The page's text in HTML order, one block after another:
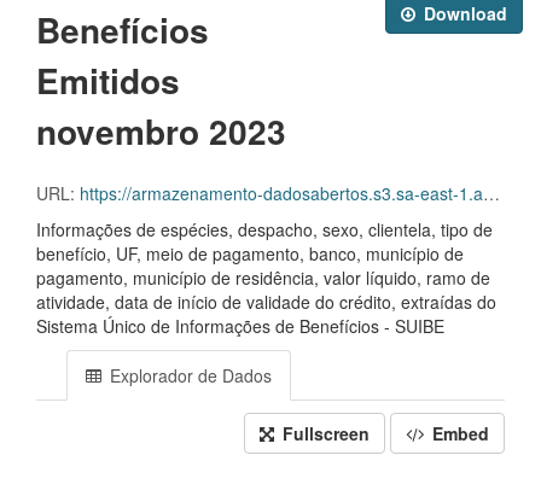
Download
Benefícios
Emitidos
novembro 2023
URL: https://armazenamento-dadosabertos.s3.sa-east-1.amazonaws.com/PDA_2023_2025/Grupos_de_dados/Benef%C3%ADcios+emitidos/D.SDA.PDA.003.EMI.202311.CSV.ZIP
Informações de espécies, despacho, sexo, clientela, tipo de
benefício, UF, meio de pagamento, banco, município de
pagamento, município de residência, valor líquido, ramo de
atividade, data de início de validade do crédito, extraídas do
Sistema Único de Informações de Benefícios - SUIBE
Explorador de Dados
Fullscreen Embed